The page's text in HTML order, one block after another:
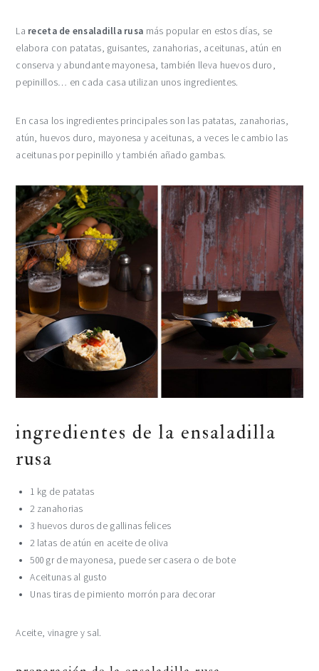
La receta de ensaladilla rusa más popular en estos días, se
elabora con patatas, guisantes, zanahorias, aceitunas, atún en
conserva y abundante mayonesa, también lleva huevos duro,
pepinillos… en cada casa utilizan unos ingredientes.
En casa los ingredientes principales son las patatas, zanahorias,
atún, huevos duro, mayonesa y aceitunas, a veces le cambio las
aceitunas por pepinillo y también añado gambas.
ingredientes de la ensaladilla
rusa
1 kg de patatas
2 zanahorias
3 huevos duros de gallinas felices
2 latas de atún en aceite de oliva
500 gr de mayonesa, puede ser casera o de bote
Aceitunas al gusto
Unas tiras de pimiento morrón para decorar
Aceite, vinagre y sal.